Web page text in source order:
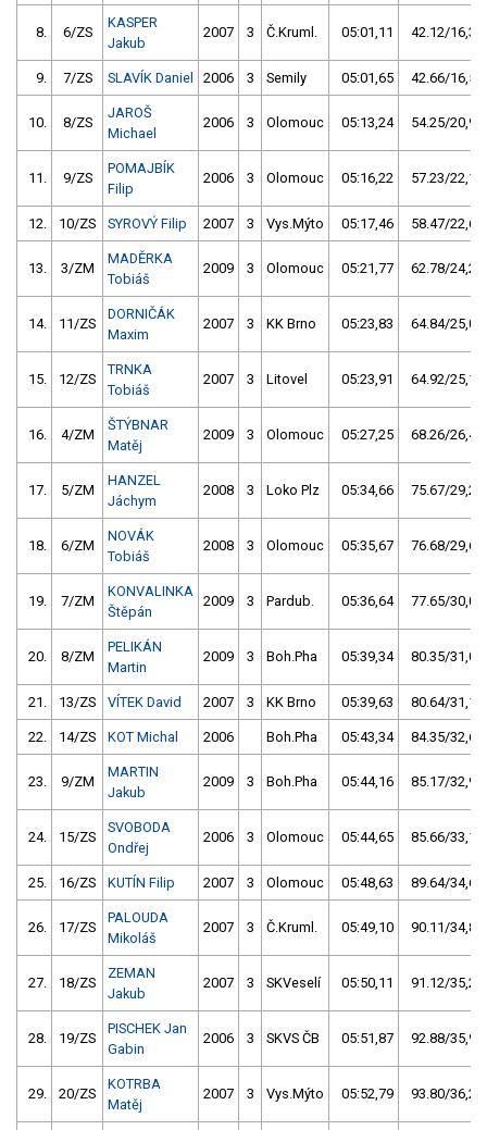
8. 6/ZS
KASPER
Jakub
2007 3 Č.Kruml. 05:01,11 42.12/16,3
9. 7/ZS SLAVÍK Daniel 2006 3 Semily 05:01,65 42.66/16,5
10. 8/ZS
JAROŠ
Michael
2006 3 Olomouc 05:13,24 54.25/20,9
11. 9/ZS
POMAJBÍK
Filip
2006 3 Olomouc 05:16,22 57.23/22,1
12. 10/ZS SYROVÝ Filip 2007 3 Vys.Mýto 05:17,46 58.47/22,6
13. 3/ZM
MADĚRKA
Tobiáš
2009 3 Olomouc 05:21,77 62.78/24,2
14. 11/ZS
DORNIČÁK
Maxim
2007 3 KK Brno 05:23,83 64.84/25,0
15. 12/ZS
TRNKA
Tobiáš
2007 3 Litovel 05:23,91 64.92/25,1
16. 4/ZM
ŠTÝBNAR
Matěj
2009 3 Olomouc 05:27,25 68.26/26,4
17. 5/ZM
HANZEL
Jáchym
2008 3 Loko Plz 05:34,66 75.67/29,2
18. 6/ZM
NOVÁK
Tobiáš
2008 3 Olomouc 05:35,67 76.68/29,6
19. 7/ZM
KONVALINKA
Štěpán
2009 3 Pardub. 05:36,64 77.65/30,0
20. 8/ZM
PELIKÁN
Martin
2009 3 Boh.Pha 05:39,34 80.35/31,0
21. 13/ZS VÍTEK David 2007 3 KK Brno 05:39,63 80.64/31,1
22. 14/ZS KOT Michal 2006 Boh.Pha 05:43,34 84.35/32,6
23. 9/ZM
MARTIN
Jakub
2009 3 Boh.Pha 05:44,16 85.17/32,9
24. 15/ZS
SVOBODA
Ondřej
2006 3 Olomouc 05:44,65 85.66/33,1
25. 16/ZS KUTÍN Filip 2007 3 Olomouc 05:48,63 89.64/34,6
26. 17/ZS
PALOUDA
Mikoláš
2007 3 Č.Kruml. 05:49,10 90.11/34,8
27. 18/ZS
ZEMAN
Jakub
2007 3 SKVeselí 05:50,11 91.12/35,2
28. 19/ZS
PISCHEK Jan
Gabin
2006 3 SKVS ČB 05:51,87 92.88/35,9
29. 20/ZS
KOTRBA
Matěj
2007 3 Vys.Mýto 05:52,79 93.80/36,2